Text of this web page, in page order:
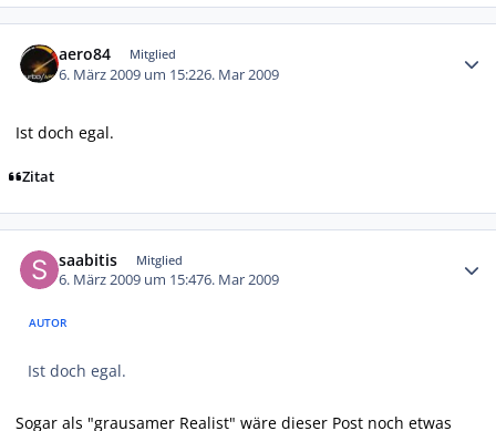
aero84 Mitglied
6. März 2009 um 15:226. Mar 2009
Ist doch egal.
Zitat
saabitis Mitglied
6. März 2009 um 15:476. Mar 2009
AUTOR
Ist doch egal.
Sogar als "grausamer Realist" wäre dieser Post noch etwas